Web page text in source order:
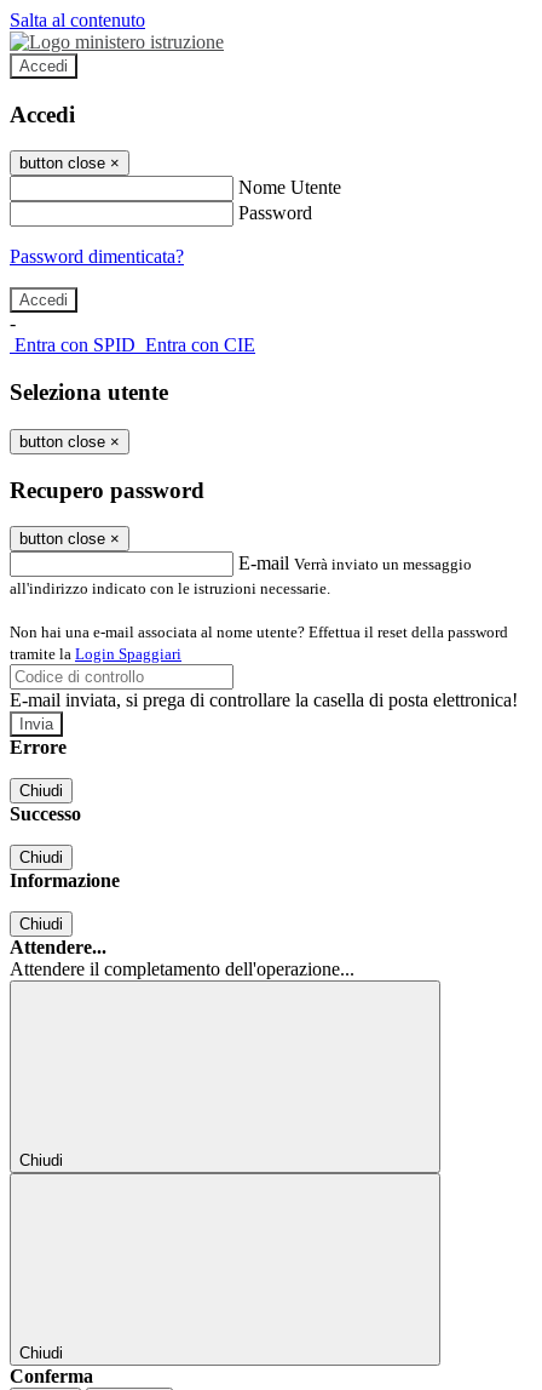
Salta al contenuto
Accedi
Accedi
button close ×
Nome Utente
Password
Password dimenticata?
-
Entra con SPID Entra con CIE
Seleziona utente
button close ×
Recupero password
button close ×
E-mail Verrà inviato un messaggio
all'indirizzo indicato con le istruzioni necessarie.
Non hai una e-mail associata al nome utente? Effettua il reset della password
tramite la Login Spaggiari
E-mail inviata, si prega di controllare la casella di posta elettronica!
Errore
Chiudi
Successo
Chiudi
Informazione
Chiudi
Attendere...
Attendere il completamento dell'operazione...
Chiudi
Chiudi
Conferma